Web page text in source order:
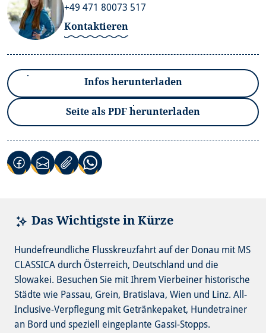
+49 471 80073 517
Kontaktieren
Infos herunterladen
Seite als PDF herunterladen
(Link öffnet in neuem Tab)
(Link öffnet in neuem Tab)
(Link öffnet in neuem Tab)
Das Wichtigste in Kürze
Hundefreundliche Flusskreuzfahrt auf der Donau mit MS
CLASSICA durch Österreich, Deutschland und die
Slowakei. Besuchen Sie mit Ihrem Vierbeiner historische
Städte wie Passau, Grein, Bratislava, Wien und Linz. All-
Inclusive-Verpflegung mit Getränkepaket, Hundetrainer
an Bord und speziell eingeplante Gassi-Stopps.